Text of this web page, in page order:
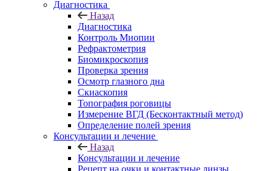
Диагностика
Назад
Диагностика
Контроль Миопии
Рефрактометрия
Биомикроскопия
Проверка зрения
Осмотр глазного дна
Скиаскопия
Топография роговицы
Измерение ВГД (Бесконтактный метод)
Определение полей зрения
Консультации и лечение
Назад
Консультации и лечение
Рецепт на очки и контактные линзы